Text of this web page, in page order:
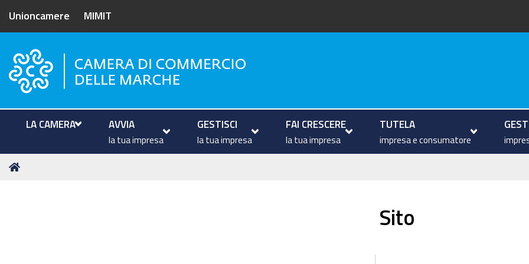
Unioncamere MIMIT
Camera di Commercio delle Marche
LA CAMERA AVVIA
la tua impresa
GESTISCI
la tua impresa
FAI CRESCERE
la tua impresa
TUTELA
impresa e consumatore
Tu
Sito